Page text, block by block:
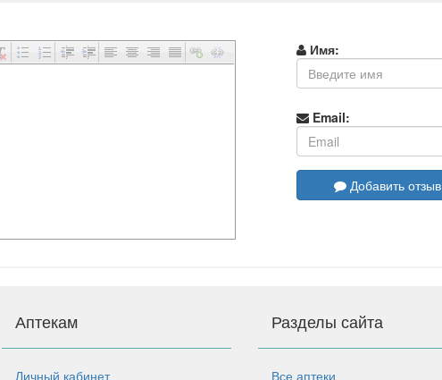
Имя:
Email:
Добавить отзыв
Аптекам
Личный кабинет
Разделы сайта
Все аптеки